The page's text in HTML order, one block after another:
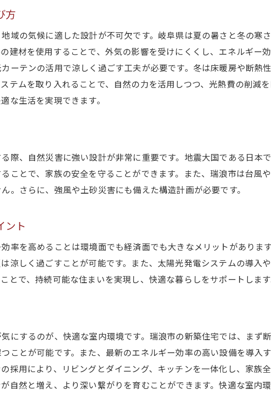
方
域の気候に適した設計が不可欠です。岐阜県は夏の暑さと冬の寒
建材を使用することで、外気の影響を受けにくくし、エネルギー
ーテンの活用で涼しく過ごす工夫が必要です。冬は床暖房や断熱
テムを取り入れることで、自然の力を活用しつつ、光熱費の削減
な生活を実現できます。
際、自然災害に強い設計が非常に重要です。地震大国である日本
ことで、家族の安全を守ることができます。また、瑞浪市は台風
。さらに、強風や土砂災害にも備えた構造計画が必要です。
ント
率を高めることは環境面でも経済面でも大きなメリットがありま
涼しく過ごすことが可能です。また、太陽光発電システムの導入
とで、持続可能な住まいを実現し、快適な暮らしをサポートします
にするのが、快適な室内環境です。瑞浪市の新築住宅では、まず
ことが可能です。また、最新のエネルギー効率の高い設備を導入
採用により、リビングとダイニング、キッチンを一体化し、家族
自然と増え、より深い繋がりを育むことができます。快適な室内